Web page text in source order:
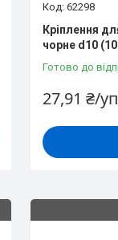
62298
Кріплення
чорне d10
Готово до
27,91 ₴/